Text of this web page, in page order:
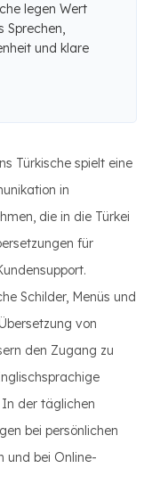
legen Wert
Sprechen,
und klare
Türkische spielt eine
in
die in die Türkei
für
Schilder, Menüs und
von
den Zugang zu
In der täglichen
bei persönlichen
und bei Online-